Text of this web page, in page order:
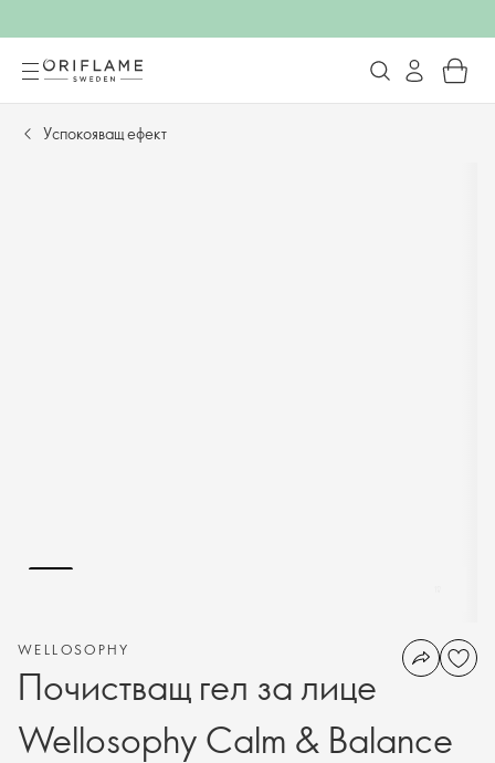
Успокояващ ефект
WELLOSOPHY
Почистващ гел за лице
Wellosophy Calm & Balance